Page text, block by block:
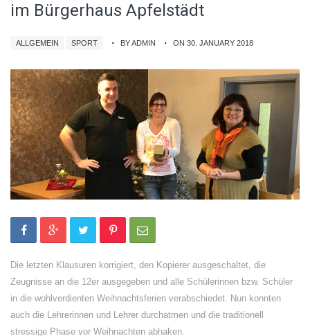
im Bürgerhaus Apfelstädt
ALLGEMEIN SPORT BY ADMIN ON 30. JANUARY 2018
Die letzten Klausuren korrigiert, den Kopierer ausgeschaltet, die
Zeugnisse an die 12er ausgegeben und alle Schülerinnen bzw. Schüler
in die wohlverdienten Weihnachtsferien verabschiedet. Nun konnten
auch die Lehrerinnen und Lehrer durchatmen und die traditionell
stressige Phase vor Weihnachten abhaken.